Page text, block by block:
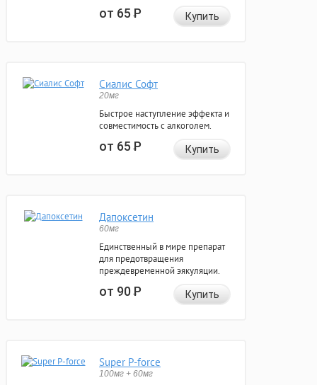
от 65Р Купить
Сиалис Софт
20мг
Быстрое наступление эффекта и
совместимость с алкоголем.
от 65Р Купить
Дапоксетин
60мг
Единственный в мире препарат
для предотвращения
преждевременной эякуляции.
от 90Р Купить
Super P-force
100мг + 60мг